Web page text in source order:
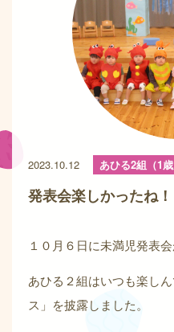
2023.10.12 あひる2組（1歳
発表会楽しかったね！
１０月６日に未満児発表会
あひる２組はいつも楽し
ス」を披露しました。